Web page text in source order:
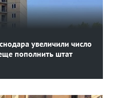
увеличили число
пополнить штат